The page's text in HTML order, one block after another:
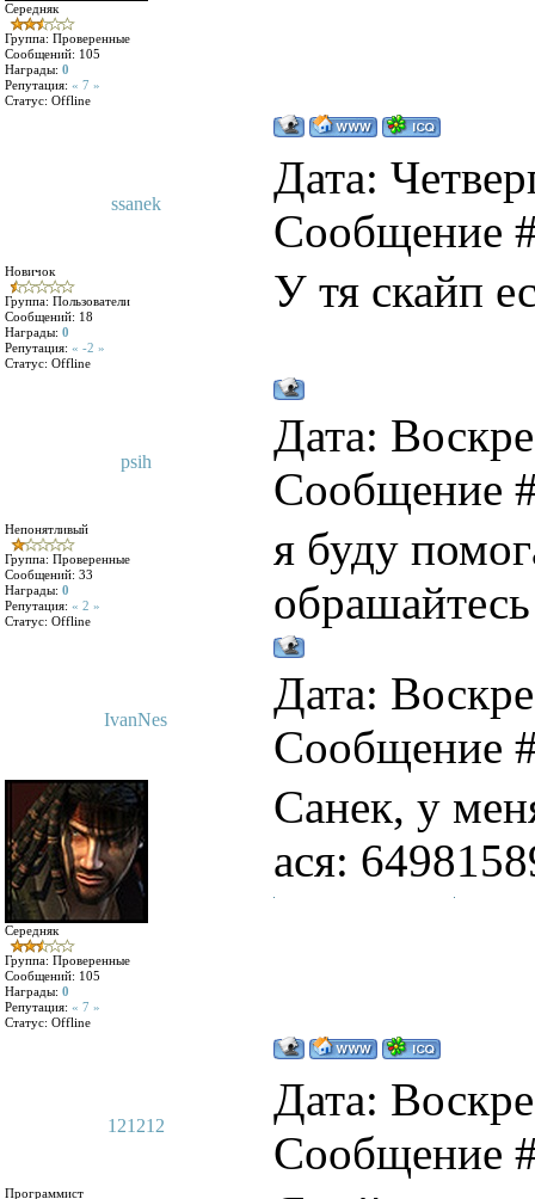
Середняк
Группа: Проверенные
Сообщений: 105
Награды: 0
Репутация: « 7 »
Статус: Offline
ssanek
Дата:
Сообщение
Новичок
Группа: Пользователи
Сообщений: 18
Награды: 0
Репутация: « -2 »
Статус: Offline
У тя скайп
psih
Дата:
Сообщение
Непонятливый
Группа: Проверенные
Сообщений: 33
Награды: 0
Репутация: « 2 »
Статус: Offline
я буду
обрашайтесь
IvanNes
Дата:
Сообщение
Середняк
Группа: Проверенные
Сообщений: 105
Награды: 0
Репутация: « 7 »
Статус: Offline
Санек, у
ася:
121212
Дата:
Сообщение
Программист